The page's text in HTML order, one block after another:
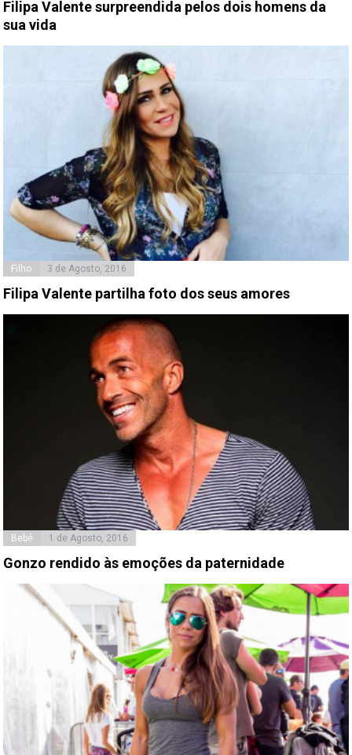
Filipa Valente surpreendida pelos dois homens da
sua vida
Filho 3 de Agosto, 2016
Filipa Valente partilha foto dos seus amores
Bebé 1 de Agosto, 2016
Gonzo rendido às emoções da paternidade